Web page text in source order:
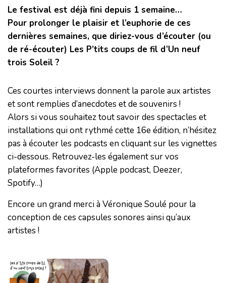
Le festival est déjà fini depuis 1 semaine…
Pour prolonger le plaisir et l’euphorie de ces
dernières semaines, que diriez-vous d’écouter (ou
de ré-écouter) Les P’tits coups de fil d’Un neuf
trois Soleil ?
Ces courtes interviews donnent la parole aux artistes
et sont remplies d’anecdotes et de souvenirs !
Alors si vous souhaitez tout savoir des spectacles et
installations qui ont rythmé cette 16e édition, n’hésitez
pas à écouter les podcasts en cliquant sur les vignettes
ci-dessous. Retrouvez-les également sur vos
plateformes favorites (Apple podcast, Deezer,
Spotify…)
Encore un grand merci à Véronique Soulé pour la
conception de ces capsules sonores ainsi qu’aux
artistes !